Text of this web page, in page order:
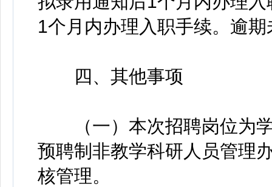
1个月内办理入职手续。逾
四、其他事项
（一）本次招聘岗位为学
预聘制非教学科研人员管理
核管理。